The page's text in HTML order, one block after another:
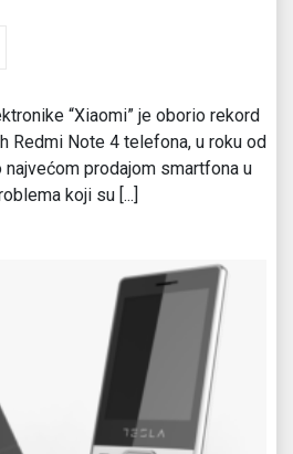
“Xiaomi” je oborio rekord
Redmi Note 4 telefona, u roku od
najvećom prodajom smartfona u
koji su [...]